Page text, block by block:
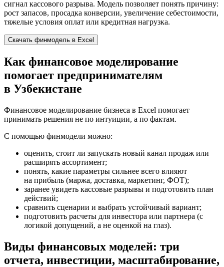
сигнал кассового разрыва. Модель позволяет понять причину:
рост запасов, просадка конверсии, увеличение себестоимости,
тяжелые условия оплат или кредитная нагрузка.
Скачать финмодель в Excel
Как финансовое моделирование
помогает предпринимателям
в Узбекистане
Финансовое моделирование бизнеса в Excel помогает
принимать решения не по интуиции, а по фактам.
С помощью финмодели можно:
оценить, стоит ли запускать новый канал продаж или
расширять ассортимент;
понять, какие параметры сильнее всего влияют
на прибыль (маржа, доставка, маркетинг, ФОТ);
заранее увидеть кассовые разрывы и подготовить план
действий;
сравнить сценарии и выбрать устойчивый вариант;
подготовить расчеты для инвестора или партнера (с
логикой допущений, а не оценкой на глаз).
Виды финансовых моделей: три
отчета, инвестиции, масштабирование,